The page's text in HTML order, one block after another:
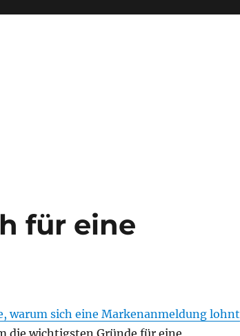
für eine
warum sich eine Markenanmeldung lohnt
die wichtigsten Gründe für eine